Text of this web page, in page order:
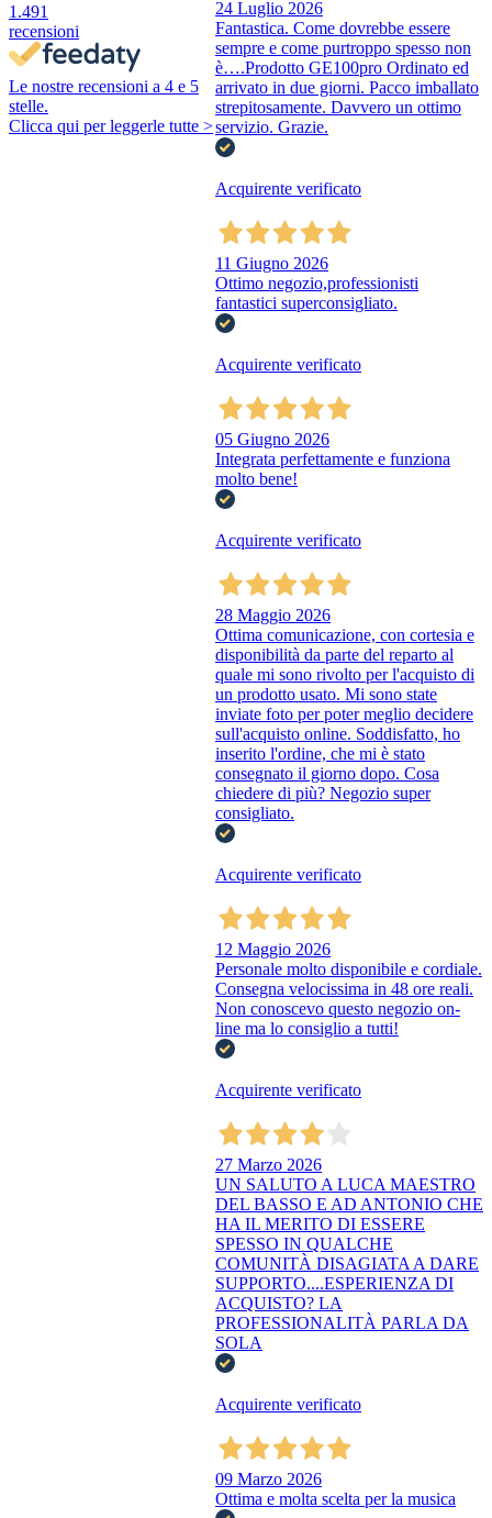
1.491
recensioni
Le nostre recensioni a 4 e 5
stelle.
Clicca qui per leggerle tutte >
24 Luglio 2026
Fantastica. Come dovrebbe essere
sempre e come purtroppo spesso non
è….Prodotto GE100pro Ordinato ed
arrivato in due giorni. Pacco imballato
strepitosamente. Davvero un ottimo
servizio. Grazie.
Acquirente verificato
11 Giugno 2026
Ottimo negozio,professionisti
fantastici superconsigliato.
Acquirente verificato
05 Giugno 2026
Integrata perfettamente e funziona
molto bene!
Acquirente verificato
28 Maggio 2026
Ottima comunicazione, con cortesia e
disponibilità da parte del reparto al
quale mi sono rivolto per l'acquisto di
un prodotto usato. Mi sono state
inviate foto per poter meglio decidere
sull'acquisto online. Soddisfatto, ho
inserito l'ordine, che mi è stato
consegnato il giorno dopo. Cosa
chiedere di più? Negozio super
consigliato.
Acquirente verificato
12 Maggio 2026
Personale molto disponibile e cordiale.
Consegna velocissima in 48 ore reali.
Non conoscevo questo negozio on-
line ma lo consiglio a tutti!
Acquirente verificato
27 Marzo 2026
UN SALUTO A LUCA MAESTRO
DEL BASSO E AD ANTONIO CHE
HA IL MERITO DI ESSERE
SPESSO IN QUALCHE
COMUNITÀ DISAGIATA A DARE
SUPPORTO....ESPERIENZA DI
ACQUISTO? LA
PROFESSIONALITÀ PARLA DA
SOLA
Acquirente verificato
09 Marzo 2026
Ottima e molta scelta per la musica